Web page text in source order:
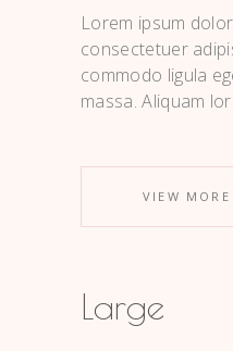
Lorem ipsum
consectetuer
commodo ligula
massa. Aliquam
VIEW MORE
Large